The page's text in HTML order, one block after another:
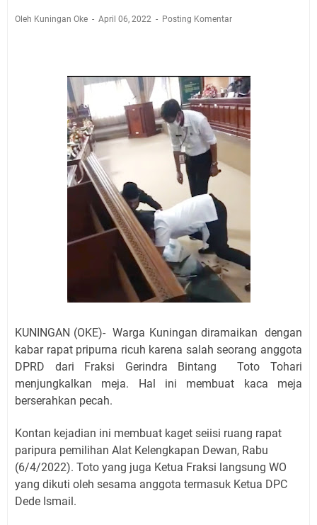
juga Tempat Beristirahat yang Paling Menenangkan, Ini
Warga Mulai Kesulitan Air Bersih Akibat Kekeringan,
Polres Kuningan dan PAM Tirta Kamuning Salurakan
12 Ribu Liter
Uniku Jadi Tuan Rumah Pendampingan Penyusunan
Dokumen SPMI
Sudahkah Kita Merdeka Dari Hawa Nafsu?
Info Sembako di Pasar Kepuh Kuningan Kamis 6
Agustus 2026, Daging Naik, Telur Turun
Agenda Kegiatan Bupati Kuningan Jumat 7 Agustus
2026 Ada Tiga, Tapi yang Bakal Dihadiri Hanya Satu
Ini Empat Lokasi Samsat Keliling Kuningan Jumat 7
Agustus 2026
Oleh Kuningan Oke April 06, 2022 Posting Komentar
KUNINGAN (OKE)- Warga Kuningan diramaikan dengan
kabar rapat pripurna ricuh karena salah seorang anggota
DPRD dari Fraksi Gerindra Bintang Toto Tohari
menjungkalkan meja. Hal ini membuat kaca meja
berserahkan pecah.
Kontan kejadian ini membuat kaget seiisi ruang rapat
paripura pemilihan Alat Kelengkapan Dewan, Rabu
(6/4/2022). Toto yang juga Ketua Fraksi langsung WO
yang dikuti oleh sesama anggota termasuk Ketua DPC
Dede Ismail.